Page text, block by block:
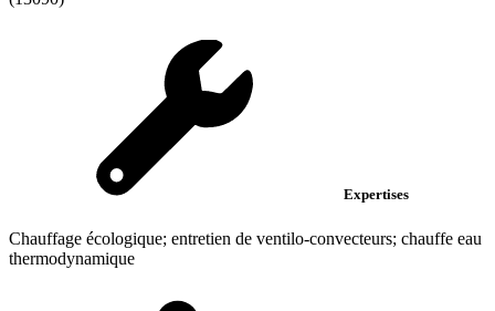
Expertises
Chauffage écologique; entretien de ventilo-convecteurs; chauffe eau
thermodynamique